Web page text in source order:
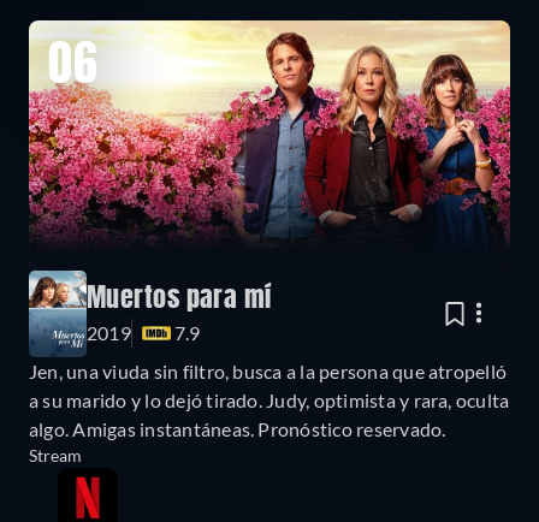
06
Muertos para mí
2019
7.9
Jen, una viuda sin filtro, busca a la persona que atropelló
a su marido y lo dejó tirado. Judy, optimista y rara, oculta
algo. Amigas instantáneas. Pronóstico reservado.
Stream